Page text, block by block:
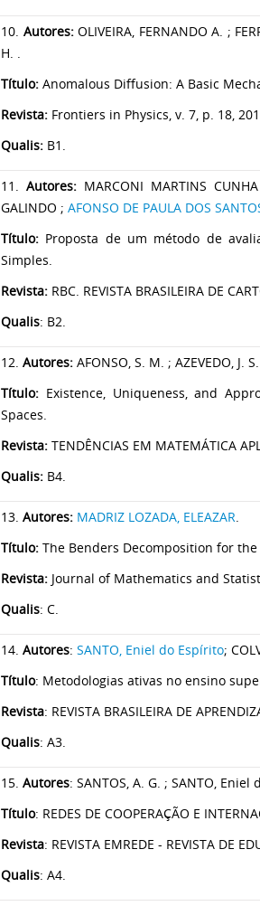
10. Autores:OLIVEIRA, FERNANDO A. ;
H. .
Título: Anomalous Diffusion: A Basic
Revista: Frontiers in Physics, v. 7, p. 18,
Qualis: B1.
11. Autores: MARCONI MARTINS
GALINDO ; AFONSO DE PAULA DOS
Título: Proposta de um método de
Simples.
Revista: RBC. REVISTA BRASILEIRA DE
Qualis: B2.
12. Autores: AFONSO, S. M. ; AZEVEDO, J.
Título: Existence, Uniqueness, and
Spaces.
Revista: TENDÊNCIAS EM MATEMÁTICA
Qualis: B4.
13. Autores: MADRIZ LOZADA, ELEAZAR
Título: The Benders Decomposition for
Revista: Journal of Mathematics and
Qualis: C.
14. Autores: SANTO, Eniel do Espírito;
Título: Metodologias ativas no ensino
Revista: REVISTA BRASILEIRA DE
Qualis: A3.
15. Autores: SANTOS, A. G. ; SANTO, Eniel
Título: REDES DE COOPERAÇÃO E
Revista: REVISTA EMREDE - REVISTA DE
Qualis: A4.